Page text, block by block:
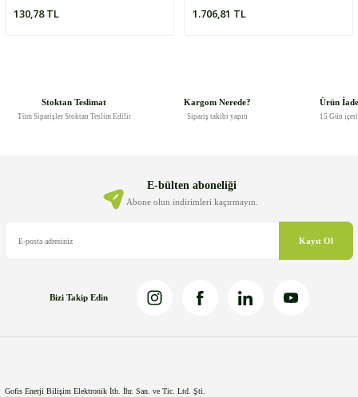
130,78 TL 1.706,81 TL
Stoktan Teslimat
Tüm Siparişler Stoktan Teslim Edilir
Kargom Nerede?
Sipariş takibi yapın
Ürün
15 Gün
E-bülten aboneliği
Abone olun indirimleri kaçırmayın.
Kayıt Ol
Bizi Takip Edin
Gofis Enerji Bilişim Elektronik İth. İhr. San. ve Tic. Ltd. Şti.